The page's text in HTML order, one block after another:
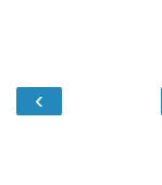
‹